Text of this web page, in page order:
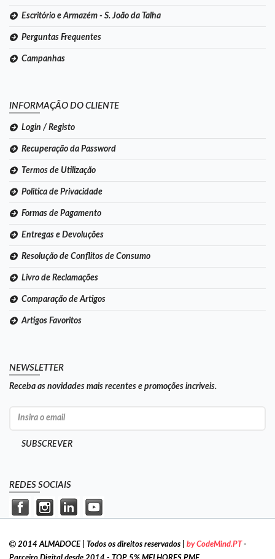
Escritório e Armazém - S. João da Talha
Perguntas Frequentes
Campanhas
INFORMAÇÃO DO CLIENTE
Login / Registo
Recuperação da Password
Termos de Utilização
Politica de Privacidade
Formas de Pagamento
Entregas e Devoluções
Resolução de Conflitos de Consumo
Livro de Reclamações
Comparação de Artigos
Artigos Favoritos
NEWSLETTER
Receba as novidades mais recentes e promoções incriveis.
SUBSCREVER
REDES SOCIAIS
2014 ALMADOCE | Todos os direitos reservados | by CodeMind.PT-